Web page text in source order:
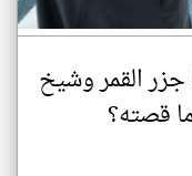
جزر القمر وشيخ
قصته؟